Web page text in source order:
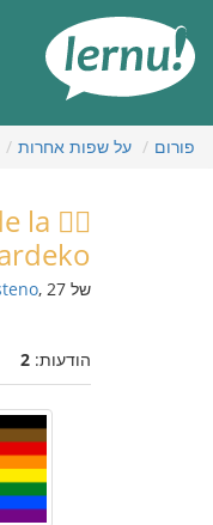
העניינים
פורום על שפות אחרות
la
⚧️
של , 27 בפברואר 2020
הודעות: 2